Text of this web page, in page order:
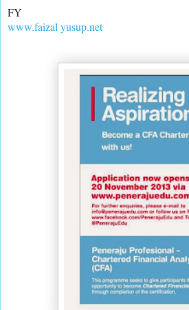
FY
www.faizal yusup.net